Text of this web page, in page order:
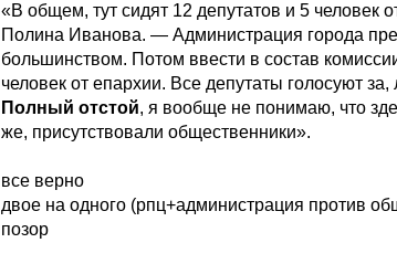
«В общем, тут сидят 12 депутатов и 5
Полина Иванова. — Администрация города
большинством. Потом ввести в состав
человек от епархии. Все депутаты голосуют
Полный отстой, я вообще не понимаю, что
же, присутствовали общественники».
все верно
двое на одного (рпц+администрация против
позор